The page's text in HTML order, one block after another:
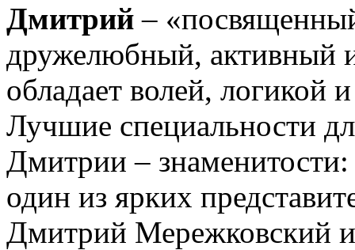
Дмитрий –
дружелюбный, активный
обладает волей, логикой
Лучшие специальности
Дмитрии –
один из ярких
Дмитрий Мережковский